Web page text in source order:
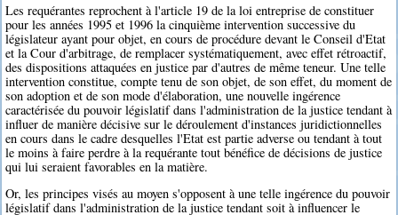
Les requérantes reprochent à l'article 19 de la loi entreprise de constituer
pour les années 1995 et 1996 la cinquième intervention successive du
législateur ayant pour objet, en cours de procédure devant le Conseil d'Etat
et la Cour d'arbitrage, de remplacer systématiquement, avec effet rétroactif,
des dispositions attaquées en justice par d'autres de même teneur. Une telle
intervention constitue, compte tenu de son objet, de son effet, du moment de
son adoption et de son mode d'élaboration, une nouvelle ingérence
caractérisée du pouvoir législatif dans l'administration de la justice tendant à
influer de manière décisive sur le déroulement d'instances juridictionnelles
en cours dans le cadre desquelles l'Etat est partie adverse ou tendant à tout
le moins à faire perdre à la requérante tout bénéfice de décisions de justice
qui lui seraient favorables en la matière.
Or, les principes visés au moyen s'opposent à une telle ingérence du pouvoir
législatif dans l'administration de la justice tendant soit à influencer le